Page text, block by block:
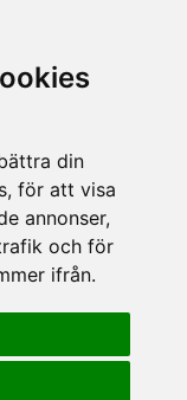
din
för att visa
annonser,
och för
ifrån.